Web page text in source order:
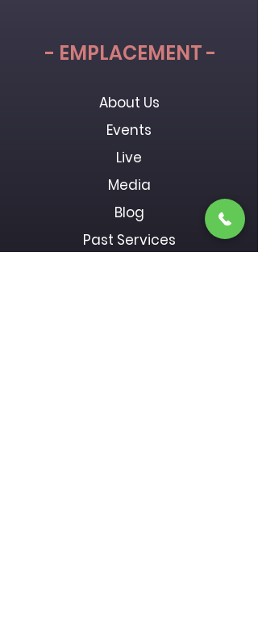
- EMPLACEMENT -
About Us
Events
Live
Media
Blog
Past Services